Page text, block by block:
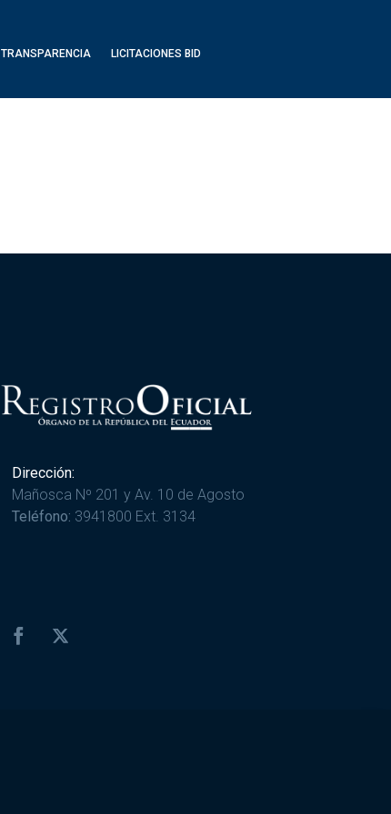
TRANSPARENCIA LICITACIONES BID
Dirección:
Mañosca Nº 201 y Av. 10 de Agosto
Teléfono: 3941800 Ext. 3134